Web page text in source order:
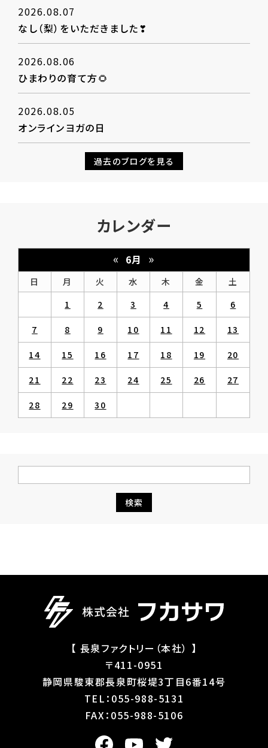
2026.08.07
なし（梨）をいただきました❣
2026.08.06
ひまわりの育て方🌻
2026.08.05
オンラインヨガの日
過去のブログを見る
カレンダー
« 6月 »
日 月 火 水 木 金
土
1
2 3 4 5 6
7 8 9 10 11 12 13
14 15 16 17 18 19 20
21 22 23 24 25 26 27
28 29 30
【 長泉ファクトリー（本社） 】
〒411-0951
静岡県駿東郡長泉町桜堤3丁目6番14号
TEL：055-988-5131
FAX：055-988-5106